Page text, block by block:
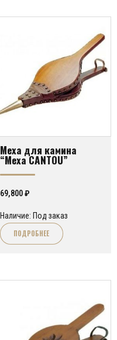
Меха для камина
“Меха CANTOU”
69,800₽
Наличие: Под заказ
ПОДРОБНЕЕ